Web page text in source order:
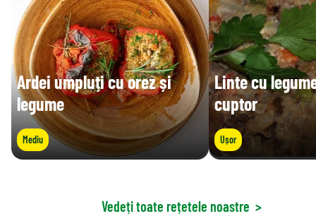
Ardei umpluți cu orez și
legume
Mediu
Linte cu
cuptor
Ușor
Vedeți toate rețetele noastre >